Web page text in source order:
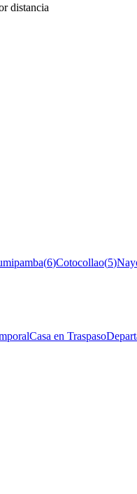
distancia
(6)Cotocollao(5)
Casa en Traspaso